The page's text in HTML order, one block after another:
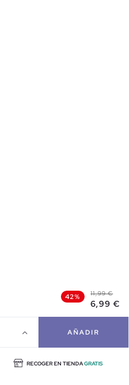
42% 11,99 €
6,99 €
AÑADIR
RECOGER EN TIENDAGRATIS